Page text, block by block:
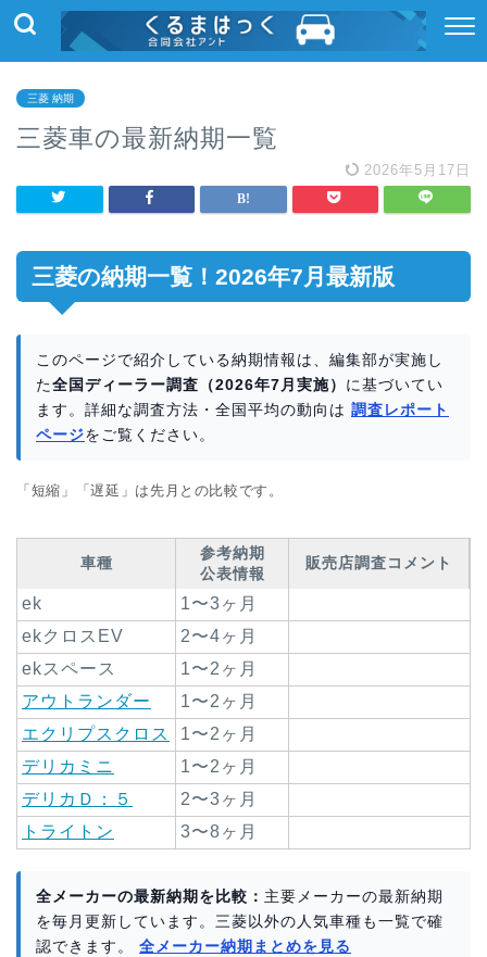
三菱 納期
三菱車の最新納期一覧
2026年5月17日
三菱の納期一覧！2026年7月最新版
このページで紹介している納期情報は、編集部が実施し
た全国ディーラー調査（2026年7月実施） に基づいてい
ます。詳細な調査方法・全国平均の動向は 調査レポート
ページをご覧ください。
「短縮」「遅延」は先月との比較です。
車種
参考納期
公表情報
販売店調査コメント
ek
1〜3ヶ月
ekクロスEV
2〜4ヶ月
ekスペース
1〜2ヶ月
アウトランダー
1〜2ヶ月
エクリプスクロス
1〜2ヶ月
デリカミニ
1〜2ヶ月
デリカＤ：５
2〜3ヶ月
トライトン
3〜8ヶ月
全メーカーの最新納期を比較： 主要メーカーの最新納期
を毎月更新しています。三菱以外の人気車種も一覧で確
認できます。 全メーカー納期まとめを見る